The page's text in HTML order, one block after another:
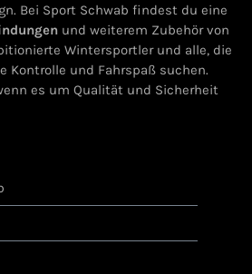
Bei Sport Schwab findest du eine
und weiterem Zubehör von
Wintersportler und alle, die
Kontrolle und Fahrspaß suchen.
es um Qualität und Sicherheit